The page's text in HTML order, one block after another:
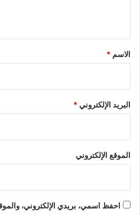
*
الاسم *
البريد الإلكتروني*
الموقع الإلكتروني
احفظ اسمي، بريدي الإلكتروني،